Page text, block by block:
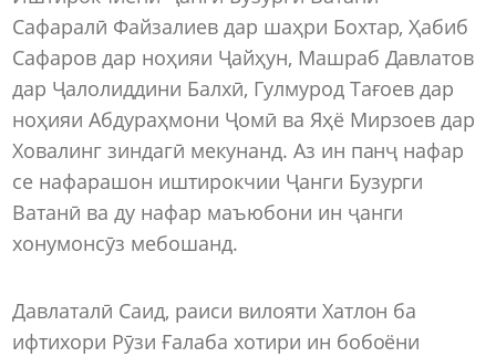
Сафаралӣ Файзалиев дар шаҳри Бохтар, Ҳабиб
Сафаров дар ноҳияи Ҷайҳун, Машраб Давлатов
дар Ҷалолиддини Балхӣ, Гулмурод Тағоев дар
ноҳияи Абдураҳмони Ҷомӣ ва Яҳё Мирзоев дар
Ховалинг зиндагӣ мекунанд. Аз ин панҷ нафар
се нафарашон иштирокчии Ҷанги Бузурги
Ватанӣ ва ду нафар маъюбони ин ҷанги
хонумонсӯз мебошанд.
Давлаталӣ Саид, раиси вилояти Хатлон ба
ифтихори Рӯзи Ғалаба хотири ин бобоёни